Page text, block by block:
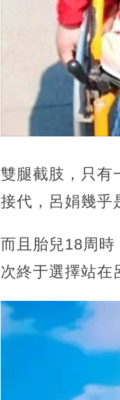
雙腿截肢，只有
接代，呂娟幾乎
而且胎兒18周
次終于選擇站在